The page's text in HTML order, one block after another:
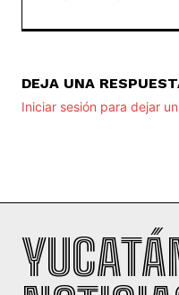
DEJA UNA
Iniciar sesión para dejar